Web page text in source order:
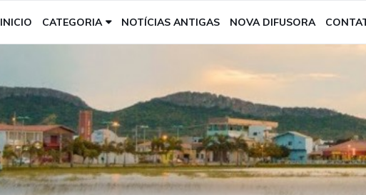
INICIO CATEGORIA NOTÍCIAS ANTIGAS NOVA DIFUSORA